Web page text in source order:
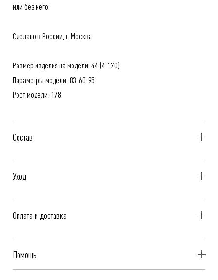
или без него.
Сделано в России, г. Москва.
Размер изделия на модели: 44 (4-170)
Параметры модели: 83-60-95
Рост модели: 178
Состав
Уход
- Гладить при низкой температуре, до 110°C
Оплата и доставка
Яндекс.Сплит.
Помощь